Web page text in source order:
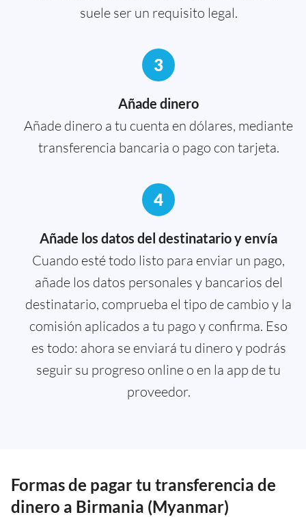
suele ser un requisito legal.
3
Añade dinero
Añade dinero a tu cuenta en dólares, mediante
transferencia bancaria o pago con tarjeta.
4
Añade los datos del destinatario y envía
Cuando esté todo listo para enviar un pago,
añade los datos personales y bancarios del
destinatario, comprueba el tipo de cambio y la
comisión aplicados a tu pago y confirma. Eso
es todo: ahora se enviará tu dinero y podrás
seguir su progreso online o en la app de tu
proveedor.
Formas de pagar tu transferencia de
dinero a Birmania (Myanmar)